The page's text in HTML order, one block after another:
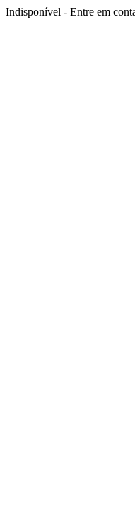
Indisponível - Entre em